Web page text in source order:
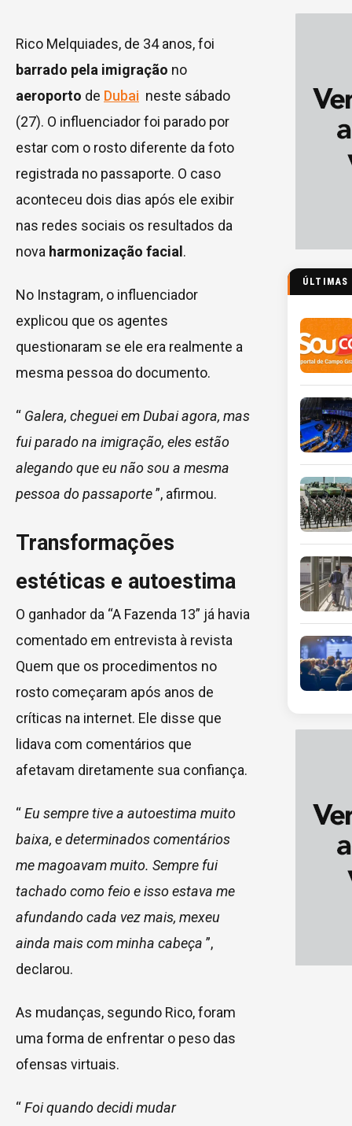
Rico Melquiades, de 34 anos, foi
barrado pela imigração no
aeroporto de Dubai neste sábado
(27). O influenciador foi parado por
estar com o rosto diferente da foto
registrada no passaporte. O caso
aconteceu dois dias após ele exibir
nas redes sociais os resultados da
nova harmonização facial.
No Instagram, o influenciador
explicou que os agentes
questionaram se ele era realmente a
mesma pessoa do documento.
“ Galera, cheguei em Dubai agora, mas
fui parado na imigração, eles estão
alegando que eu não sou a mesma
pessoa do passaporte”, afirmou.
Transformações
estéticas e autoestima
O ganhador da “A Fazenda 13” já havia
comentado em entrevista à revista
Quem que os procedimentos no
rosto começaram após anos de
críticas na internet. Ele disse que
lidava com comentários que
afetavam diretamente sua confiança.
“Eu sempre tive a autoestima muito
baixa, e determinados comentários
me magoavam muito. Sempre fui
tachado como feio e isso estava me
afundando cada vez mais, mexeu
ainda mais com minha cabeça ”,
declarou.
As mudanças, segundo Rico, foram
uma forma de enfrentar o peso das
ofensas virtuais.
“Foi quando decidi mudar